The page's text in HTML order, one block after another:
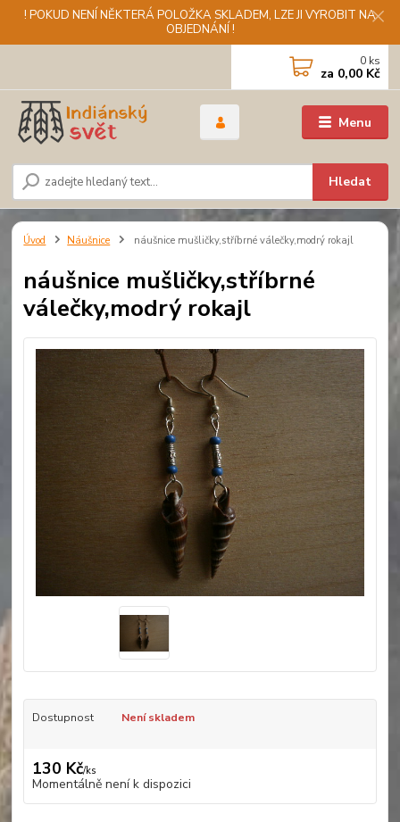
! POKUD NENÍ NĚKTERÁ POLOŽKA SKLADEM, LZE JI VYROBIT NA
OBJEDNÁNÍ !
Menu
Hledat
0 ks
za 0,00 Kč
Úvod Náušnice náušnice mušličky,stříbrné válečky,modrý rokajl
náušnice mušličky,stříbrné
válečky,modrý rokajl
Dostupnost Není skladem
130 Kč/ks
Momentálně není k dispozici